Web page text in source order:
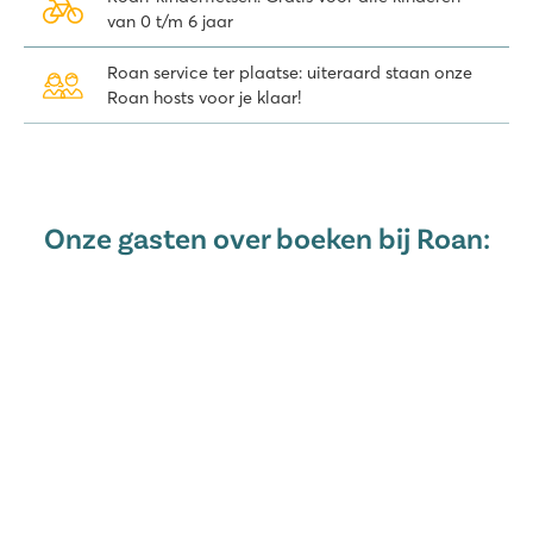
van 0 t/m 6 jaar
Roan service ter plaatse: uiteraard staan onze
Roan hosts voor je klaar!
Onze gasten over boeken bij Roan: